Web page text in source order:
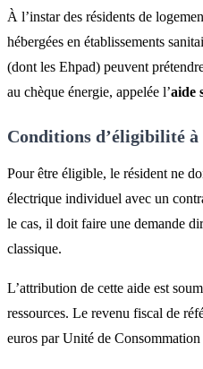
À l’instar des résidents de
hébergées en établissements
(dont les Ehpad) peuvent
au chèque énergie, appelée l’aide
Conditions d’éligibilité à
Pour être éligible, le résident ne
électrique individuel avec un
le cas, il doit faire une demande
classique.
L’attribution de cette aide est
ressources. Le revenu fiscal de
euros par Unité de